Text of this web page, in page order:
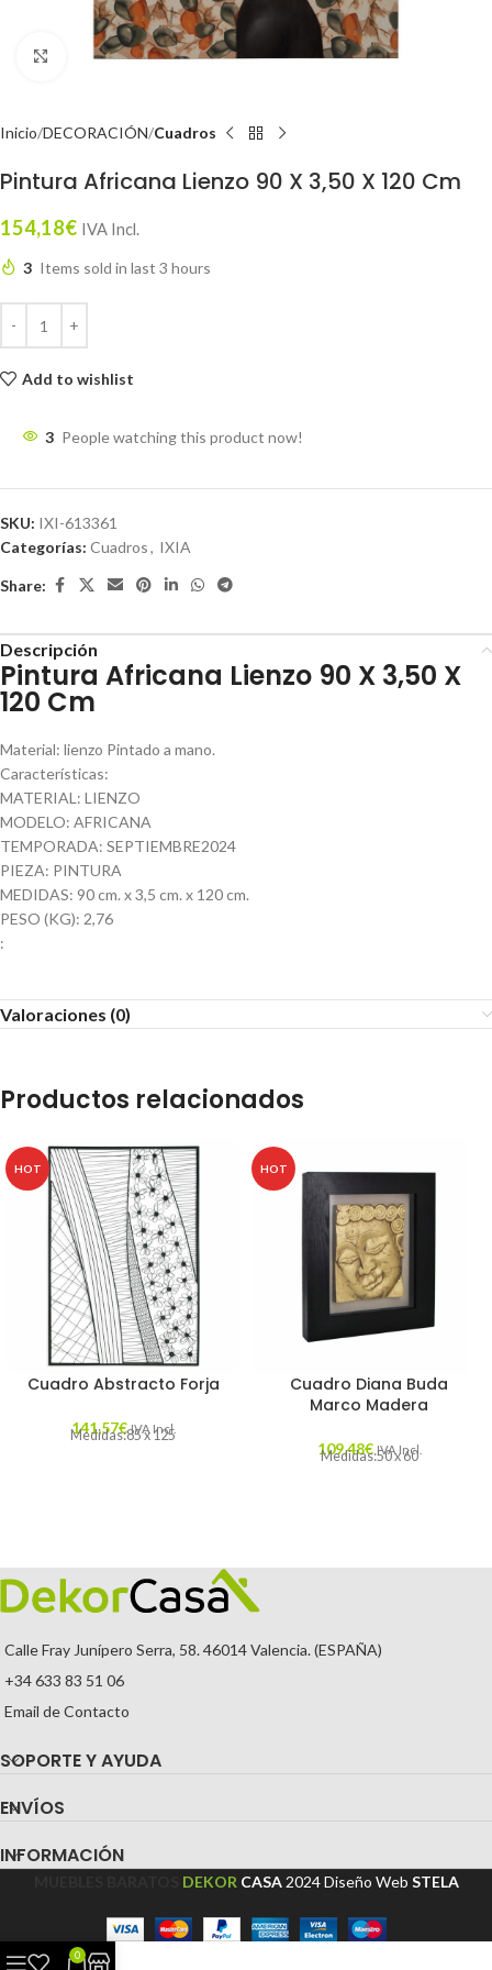
Click to enlarge
Inicio DECORACIÓN Cuadros
Pintura Africana Lienzo 90 X 3,50 X 120 Cm
154,18€ IVA Incl.
3 Items sold in last 3 hours
Add to wishlist
3 People watching this product now!
SKU: IXI-613361
Categorías: Cuadros, IXIA
Share:
Descripción
Pintura Africana Lienzo 90 X 3,50 X
120 Cm
Material: lienzo Pintado a mano.
Características:
MATERIAL: LIENZO
MODELO: AFRICANA
TEMPORADA: SEPTIEMBRE2024
PIEZA: PINTURA
MEDIDAS: 90 cm. x 3,5 cm. x 120 cm.
PESO (KG): 2,76
:
Valoraciones (0)
Productos relacionados
HOT
Cuadro Abstracto Forja
141,57€ IVA Incl.
Medidas:85 x 125
HOT
Cuadro Diana Buda
Marco Madera
109,48€ IVA Incl.
Medidas:50 x 60
Calle Fray Junípero Serra, 58. 46014 Valencia. (ESPAÑA)
+34 633 83 51 06
Email de Contacto
SOPORTE Y AYUDA
ENVÍOS
INFORMACIÓN
DEKOR CASA 2024Diseño Web STELA
0